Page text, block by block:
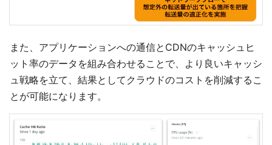
また、アプリケーションへの通信とCDNのキャッシュヒ
ット率のデータを組み合わせることで、より良いキャッシ
ュ戦略を立て、結果としてクラウドのコストを削減するこ
とが可能になります。